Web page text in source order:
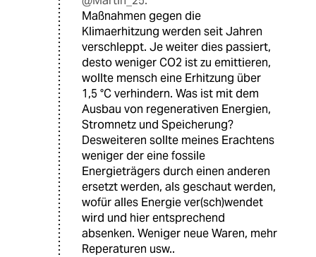
Maßnahmen gegen die
Klimaerhitzung werden seit Jahren
verschleppt. Je weiter dies passiert,
desto weniger CO2 ist zu emittieren,
wollte mensch eine Erhitzung über
1,5 °C verhindern. Was ist mit dem
Ausbau von regenerativen Energien,
Stromnetz und Speicherung?
Desweiteren sollte meines Erachtens
weniger der eine fossile
Energieträgers durch einen anderen
ersetzt werden, als geschaut werden,
wofür alles Energie ver(sch)wendet
wird und hier entsprechend
absenken. Weniger neue Waren, mehr
Reperaturen usw..